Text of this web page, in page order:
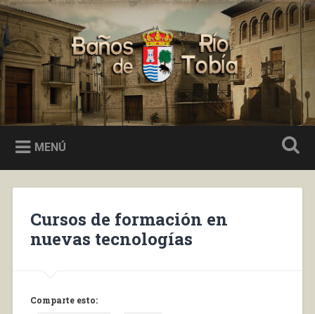
Saltar
al
contenido
Buscar
Baños de Río Tobía
MENÚ
Cursos de formación en
nuevas tecnologías
Comparte esto: